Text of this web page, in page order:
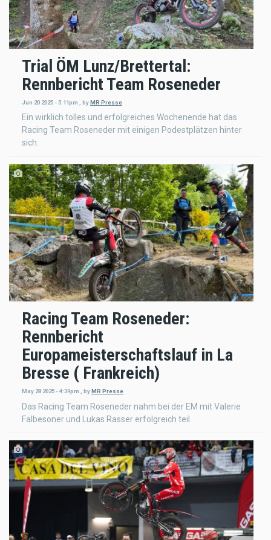
Trial ÖM Lunz/Brettertal:
Rennbericht Team Roseneder
Jun 20 2025 - 5:11pm byMR Presse
Ein wirklich tolles und erfolgreiches Wochenende hat das
Racing Team Roseneder mit einigen Podestplätzen hinter
sich.
Racing Team Roseneder:
Rennbericht
Europameisterschaftslauf in La
Bresse ( Frankreich)
May 28 2025 - 4:39pm byMR Presse
Das Racing Team Roseneder nahm bei der EM mit Valerie
Falbesoner und Lukas Rasser erfolgreich teil.